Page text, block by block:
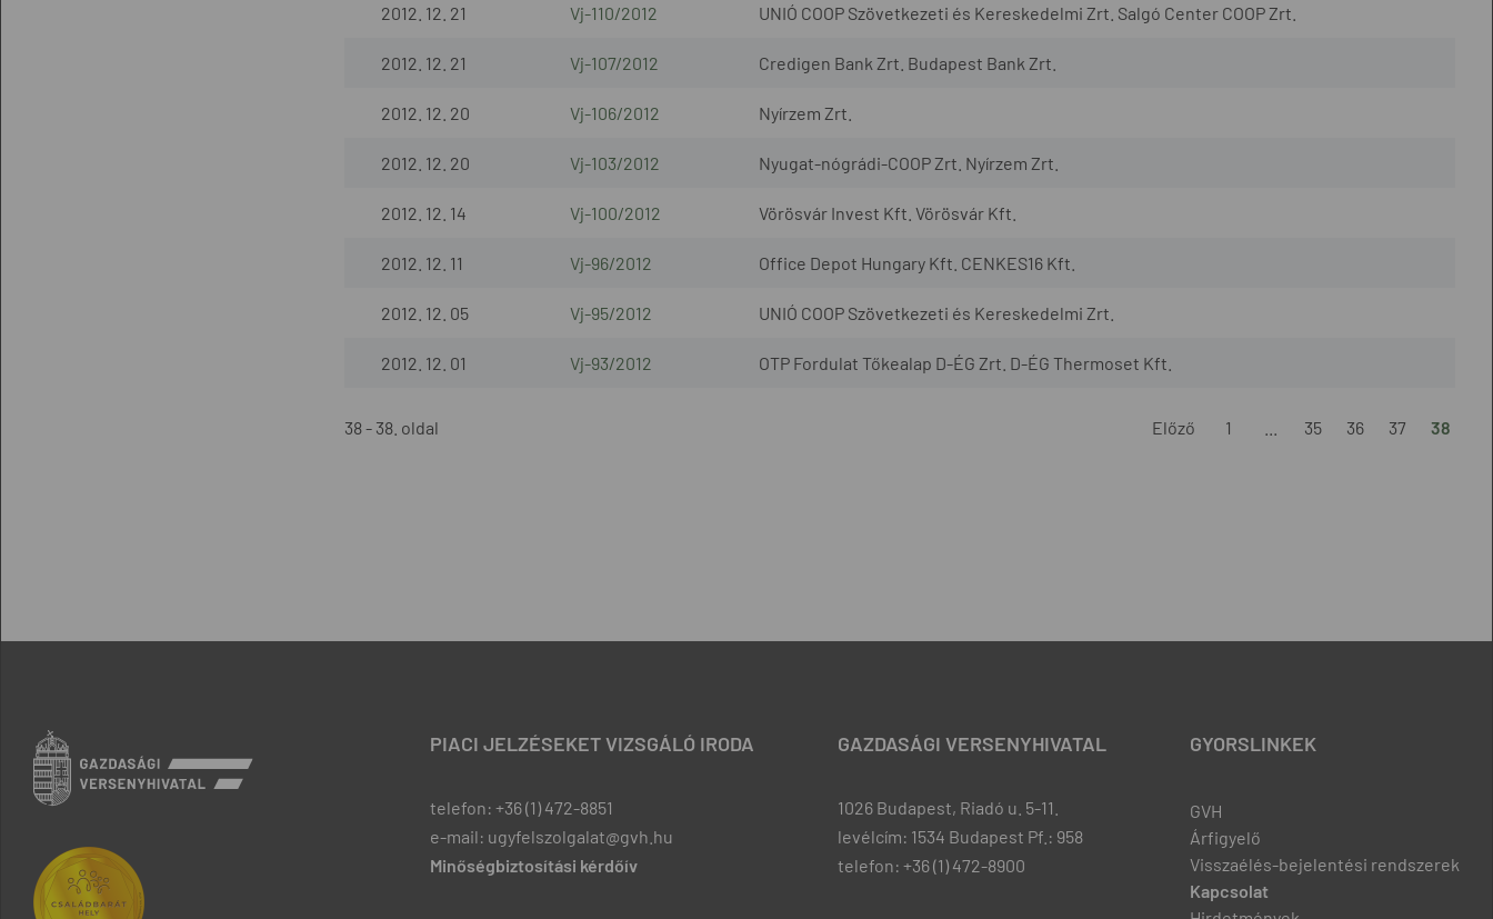
2012. 12. 21 Vj-110/2012 UNIÓ COOP Szövetkezeti és Kereskedelmi Zrt. Salgó Center COOP Zrt.
2012. 12. 21 Vj-107/2012 Credigen Bank Zrt. Budapest Bank Zrt.
2012. 12. 20 Vj-106/2012 Nyírzem Zrt.
2012. 12. 20 Vj-103/2012 Nyugat-nógrádi-COOP Zrt. Nyírzem Zrt.
2012. 12. 14 Vj-100/2012 Vörösvár Invest Kft. Vörösvár Kft.
2012. 12. 11 Vj-96/2012 Office Depot Hungary Kft. CENKES16 Kft.
2012. 12. 05 Vj-95/2012 UNIÓ COOP Szövetkezeti és Kereskedelmi Zrt.
2012. 12. 01 Vj-93/2012 OTP Fordulat Tőkealap D-ÉG Zrt. D-ÉG Thermoset Kft.
38 - 38. oldal Előző 1 35 36 37 38
PIACI JELZÉSEKET VIZSGÁLÓ IRODA
telefon: +36 (1) 472-8851
e-mail: ugyfelszolgalat@gvh.hu
Minőségbiztosítási kérdőív
GAZDASÁGI VERSENYHIVATAL
1026 Budapest, Riadó u. 5-11.
levélcím: 1534 Budapest Pf.: 958
telefon: +36 (1) 472-8900
GYORSLINKEK
GVH
Árfigyelő
Visszaélés-bejelentési rendszerek
Kapcsolat